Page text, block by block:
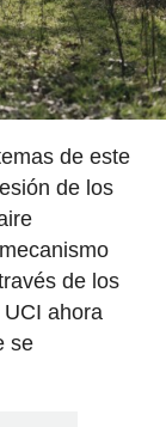
de este
de los
de los
ahora
se